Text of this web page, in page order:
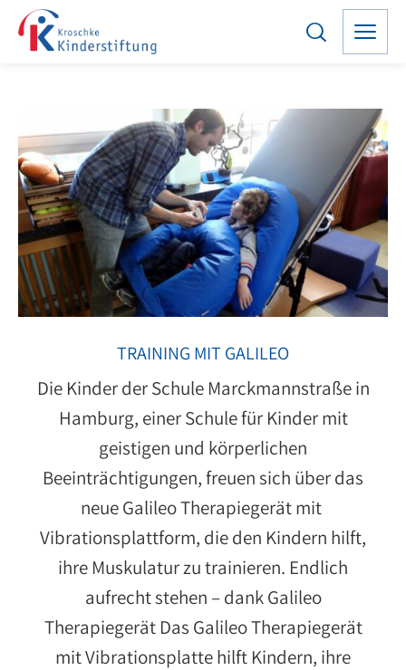
TRAINING MIT GALILEO
Die Kinder der Schule Marckmannstraße in
Hamburg, einer Schule für Kinder mit
geistigen und körperlichen
Beeinträchtigungen, freuen sich über das
neue Galileo Therapiegerät mit
Vibrationsplattform, die den Kindern hilft,
ihre Muskulatur zu trainieren. Endlich
aufrecht stehen – dank Galileo
Therapiegerät Das Galileo Therapiegerät
mit Vibrationsplatte hilft Kindern, ihre